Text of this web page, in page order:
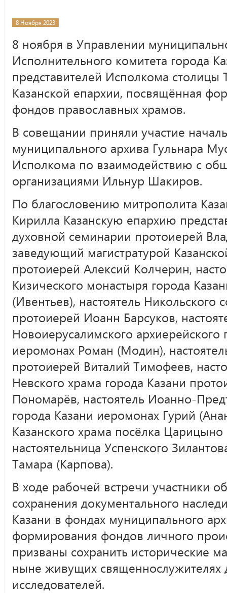
8 Ноября 2023
8 ноября в Управлении
Исполнительного комитета города
представителей Исполкома столицы
Казанской епархии, посвящённая
фондов православных храмов.
В совещании приняли участие
муниципального архива Гульнара
Исполкома по взаимодействию с
организациями Ильнур Шакиров.
По благословению митрополита
Кирилла Казанскую епархию
духовной семинарии протоиерей
заведующий магистратурой
протоиерей Алексий Колчерин,
Кизического монастыря города
(Ивентьев), настоятель Никольского
протоиерей Иоанн Барсуков,
Новоиерусалимского архиерейского
иеромонах Роман (Модин),
протоиерей Виталий Тимофеев,
Невского храма города Казани
Пономарёв, настоятель Иоанно-
города Казани иеромонах Гурий
Казанского храма посёлка
настоятельница Успенского
Тамара (Карпова).
В ходе рабочей встречи участники
сохранения документального
Казани в фондах муниципального
формирования фондов личного
призваны сохранить исторические
ныне живущих священнослужителях
исследователей.